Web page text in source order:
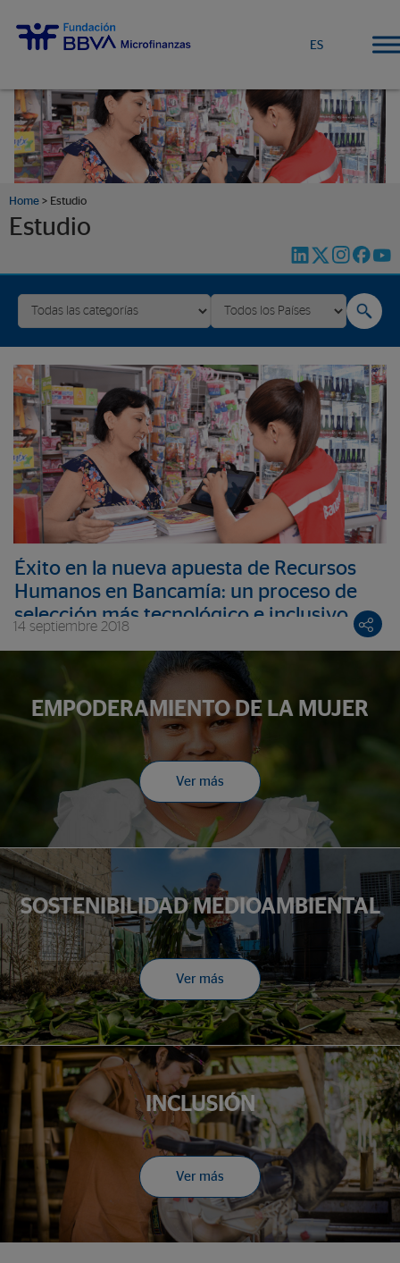
ES
Home > Estudio
Estudio
Éxito en la nueva apuesta de Recursos
Humanos en Bancamía: un proceso de
selección más tecnológico e inclusivo
consigue más motivación y menos
14 septiembre 2018
EMPODERAMIENTO DE LA MUJER
Ver más
SOSTENIBILIDAD MEDIOAMBIENTAL
Ver más
INCLUSIÓN
Ver más